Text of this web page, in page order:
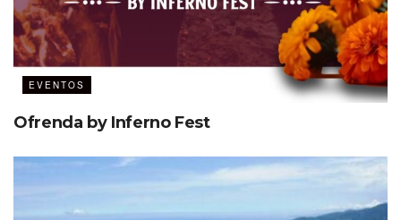
EVENTOS
Ofrenda by Inferno Fest